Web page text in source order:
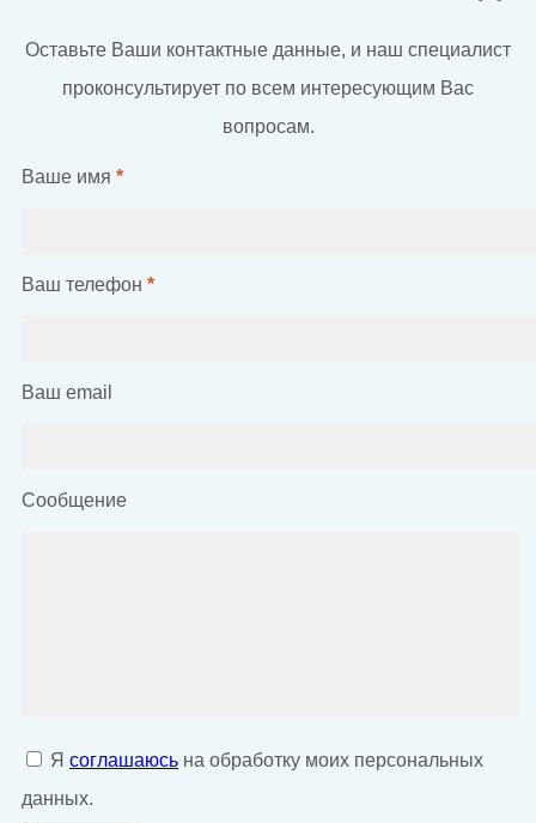
Оставьте Ваши контактные данные, и наш специалист
проконсультирует по всем интересующим Вас
вопросам.
Ваше имя *
Ваш телефон *
Ваш email
Сообщение
Я соглашаюсь на обработку моих персональных
данных.